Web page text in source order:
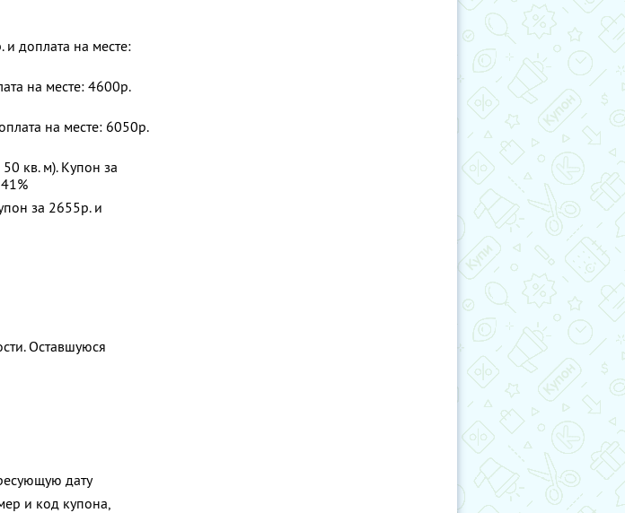
доплата на месте:
на месте: 4600р.
на месте: 6050р.
кв. м). Купон за
за 2655р. и
Оставшуюся
дату
и код купона,